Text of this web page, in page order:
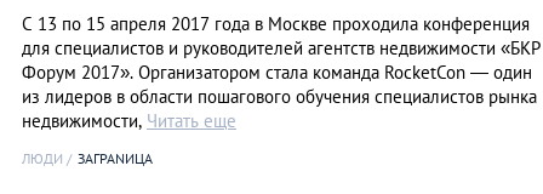
С 13 по 15 апреля 2017 года в Москве проходила конференция
для специалистов и руководителей агентств недвижимости «БКР
Форум 2017». Организатором стала команда RocketCon — один
из лидеров в области пошагового обучения специалистов рынка
недвижимости, Читать еще
ЛЮДИ ЗАГРАNИЦА